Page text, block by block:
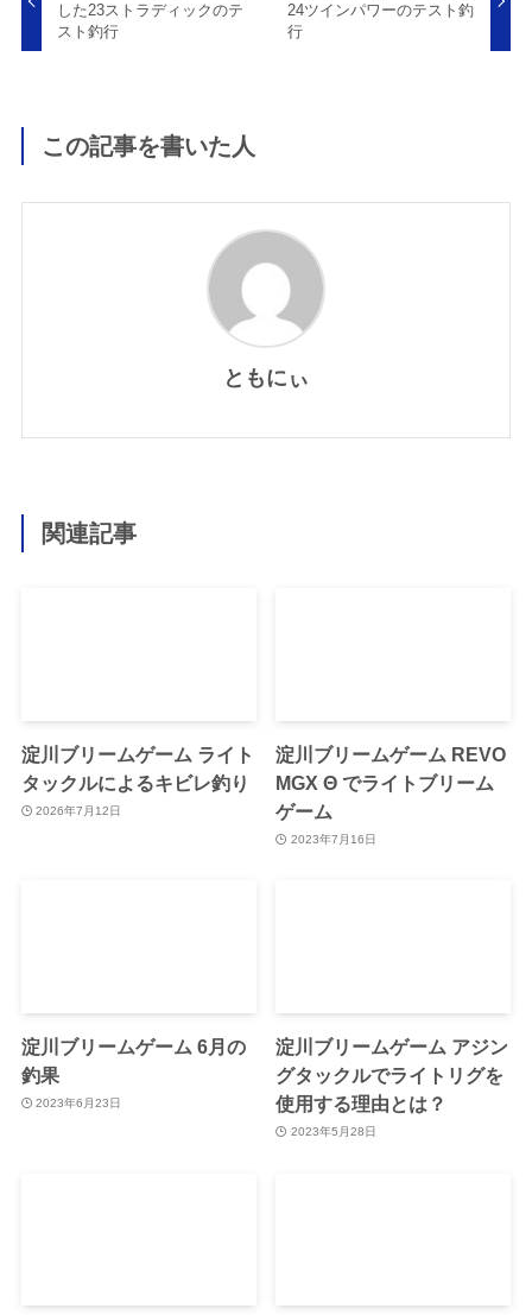
した23ストラディックのテ
スト釣行
24ツインパワーのテスト釣
行
この記事を書いた人
ともにぃ
関連記事
淀川ブリームゲーム ライト
タックルによるキビレ釣り
2026年7月12日
淀川ブリームゲーム REVO
MGX Θ でライトブリーム
ゲーム
2023年7月16日
淀川ブリームゲーム 6月の
釣果
2023年6月23日
淀川ブリームゲーム アジン
グタックルでライトリグを
使用する理由とは？
2023年5月28日